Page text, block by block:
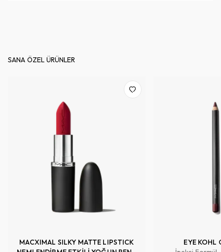
SANA ÖZEL ÜRÜNLER
MACXIMAL SILKY MATTE LIPSTICK
EYE KOHL